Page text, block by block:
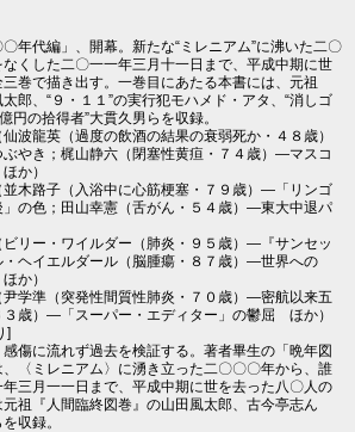
〇年代編」、開幕。新たな“ミレニアム”に沸いた二〇
くした二〇一一年三月十一日まで、平成中期に世
巻で描き出す。一巻目にあたる本書には、元祖
郎、“９・１１”の実行犯モハメド・アタ、“消しゴ
円の拾得者”大貫久男らを収録。
波龍英（過度の飲酒の結果の衰弱死か・４８歳）
やき；梶山静六（閉塞性黄疸・７４歳）―マスコ
か）
並木路子（入浴中に心筋梗塞・７９歳）―「リンゴ
の色；田山幸憲（舌がん・５４歳）―東大中退パ
ビリー・ワイルダー（肺炎・９５歳）―『サンセッ
・ヘイエルダール（脳腫瘍・８７歳）―世界への
か）
尹学準（突発性間質性肺炎・７０歳）―密航以来五
３歳）―「スーパー・エディター」の鬱屈 ほか）
]
傷に流れず過去を検証する。著者畢生の「晩年図
〈ミレニアム〉に湧き立った二〇〇〇年から、誰
三月一一日まで、平成中期に世を去った八〇人の
祖『人間臨終図巻』の山田風太郎、古今亭志ん
収録。